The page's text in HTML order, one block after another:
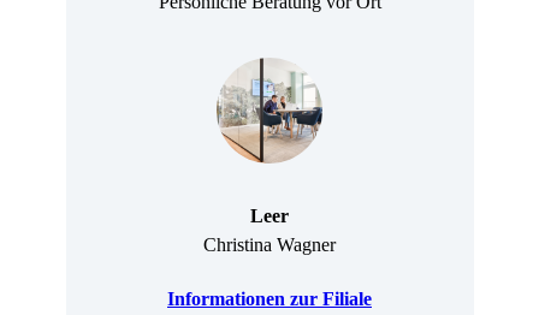
Leer
Christina Wagner
Informationen zur Filiale